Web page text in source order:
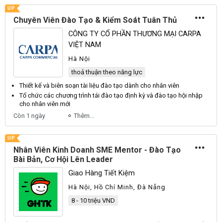
UP
Chuyên Viên Đào Tạo & Kiểm Soát Tuân Thủ
CÔNG TY CỔ PHẦN THƯƠNG MẠI CARPA
VIỆT NAM
Hà Nội
thoả thuận theo năng lực
Thiết kế và biên soạn tài liệu đào tạo dành cho nhân viên
Tổ chức các chương trình tái đào tạo định kỳ và đào tạo hội nhập
cho nhân viên mới
Còn 1 ngày
Thêm...
UP
Nhân Viên Kinh Doanh SME Mentor - Đào Tạo
Bài Bản, Cơ Hội Lên Leader
Giao Hàng Tiết Kiệm
Hà Nội, Hồ Chí Minh, Đà Nẵng
8 - 10 triệu VND